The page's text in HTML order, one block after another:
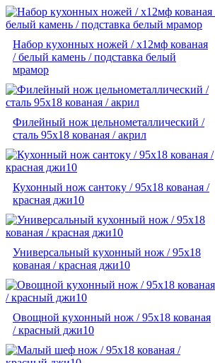
Набор кухонных ножей / х12мф кованая
/ белый камень / подставка белый
мрамор
Филейный нож цельнометаллический /
сталь 95х18 кованая / акрил
Кухонный нож сантоку / 95х18 кованая /
красная джи10
Универсальный кухонный нож / 95х18
кованая / красная джи10
Овощной кухонный нож / 95х18 кованая
/ красный джи10